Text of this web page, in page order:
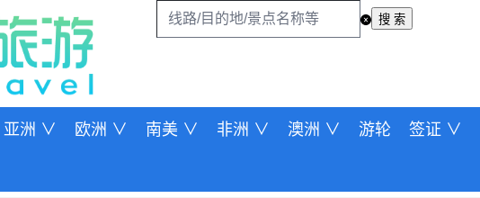
搜 索
亚洲 ∨ 欧洲 ∨ 南美 ∨ 非洲 ∨ 澳洲 ∨ 游轮 签证 ∨